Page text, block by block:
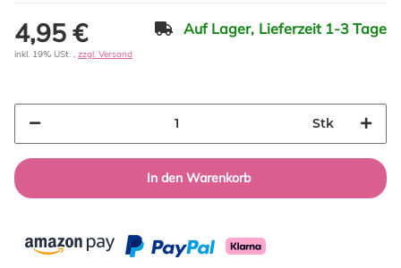
4,95 € Auf Lager, Lieferzeit 1-3 Tage
inkl. 19% USt. , zzgl. Versand
Stk
In den Warenkorb